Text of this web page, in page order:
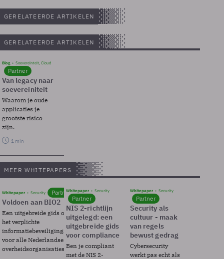
GERELATEERDE ARTIKELEN
GERELATEERDE ARTIKELEN
Blog Soevereinteit, Cloud
Partner
Van legacy naar
soevereiniteit
Waarom je oude
applicaties je
grootste risico
zijn.
1 min
MEER WHITEPAPERS
Whitepaper Security Partner
Voldoen aan BIO2
Een uitgebreide gids over BIO2,
het verplichte
informatiebeveiligingsframework
voor alle Nederlandse
overheidsorganisaties.
Whitepaper Security
Partner
NIS 2-richtlijn
uitgelegd: een
uitgebreide gids
voor compliance
Ben je compliant
met de NIS 2-
Whitepaper Security
Partner
Security als
cultuur - maak
van regels
bewust gedrag
Cybersecurity
werkt pas echt als